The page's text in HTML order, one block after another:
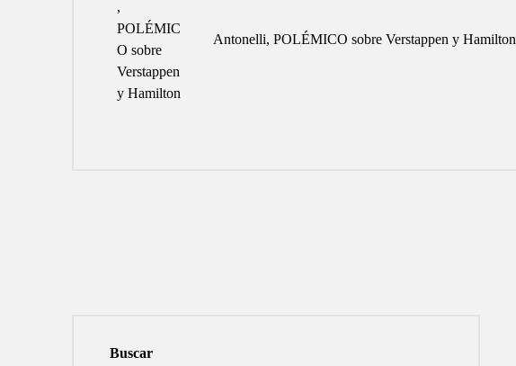
Antonelli, POLÉMICO sobre Verstappen y Hamilton
Buscar